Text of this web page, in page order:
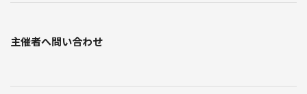
主催者へ問い合わせ